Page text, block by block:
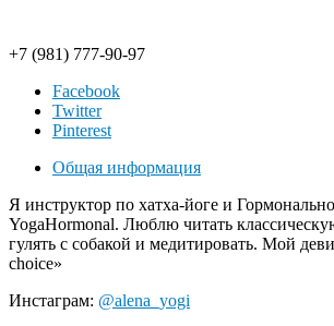
+7 (981) 777-90-97
Facebook
Twitter
Pinterest
Общая информация
Я инструктор по хатха-йоге и
YogaHormonal. Люблю читать
гулять с собакой и медитировать. Мой
choice»
Инстаграм: @alena_yogi